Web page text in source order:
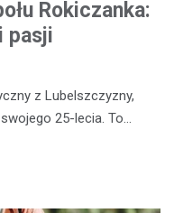
Rokiczanka:
pasji
z Lubelszczyzny,
25-lecia. To…